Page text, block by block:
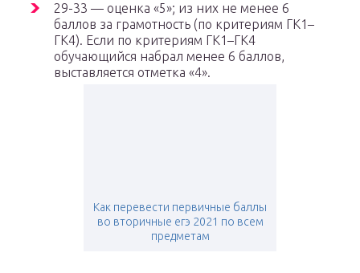
29-33 — оценка «5»; из них не менее 6
баллов за грамотность (по критериям ГК1–
ГК4). Если по критериям ГК1–ГК4
обучающийся набрал менее 6 баллов,
выставляется отметка «4».
Как перевести первичные баллы
во вторичные егэ 2021 по всем
предметам